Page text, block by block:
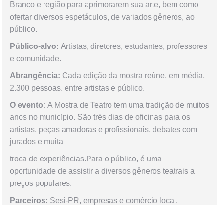
Branco e região para aprimorarem sua arte, bem como
ofertar diversos espetáculos, de variados gêneros, ao
público.
Público-alvo: Artistas, diretores, estudantes, professores
e comunidade.
Abrangência: Cada edição da mostra reúne, em média,
2.300 pessoas, entre artistas e público.
O evento: A Mostra de Teatro tem uma tradição de muitos
anos no município. São três dias de oficinas para os
artistas, peças amadoras e profissionais, debates com
jurados e muita
troca de experiências.Para o público, é uma
oportunidade de assistir a diversos gêneros teatrais a
preços populares.
Parceiros: Sesi-PR, empresas e comércio local.